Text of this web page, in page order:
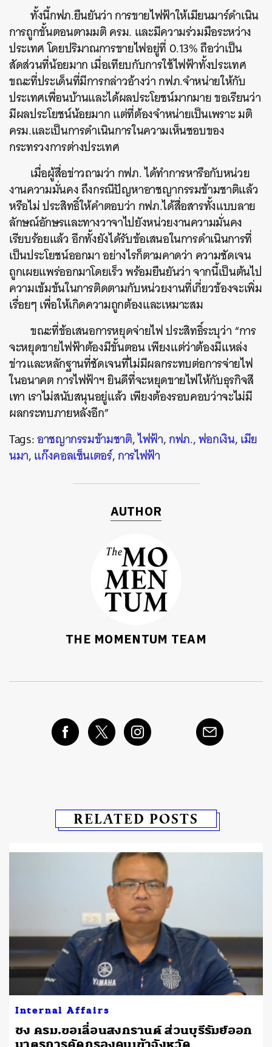
ทั้งนี้กฟภ.ยืนยันว่า การขายไฟฟ้าให้เมียนมาร์ดำเนิน
การถูกขั้นตอนตามมติ ครม. และมีความร่วมมือระหว่าง
ประเทศ โดยปริมาณการขายไฟอยู่ที่ 0.13% ถือว่าเป็น
สัดส่วนที่น้อยมาก เมื่อเทียบกับการใช้ไฟฟ้าทั้งประเทศ
ขณะที่ประเด็นที่มีการกล่าวอ้างว่า กฟภ.จำหน่ายให้กับ
ประเทศเพื่อนบ้านและได้ผลประโยชน์มากมาย ขอเรียนว่า
มีผลประโยชน์น้อยมาก แต่ที่ต้องจำหน่ายเป็นเพราะ มติ
ครม.และเป็นการดำเนินการในความเห็นชอบของ
กระทรวงการต่างประเทศ
เมื่อผู้สื่อข่าวถามว่า กฟภ. ได้ทำการหารือกับหน่วย
งานความมั่นคง ถึงกรณีปัญหาอาชญากรรมข้ามชาติแล้ว
หรือไม่ ประสิทธิ์ให้คำตอบว่า กฟภ.ได้สื่อสารทั้งแบบลาย
ลักษณ์อักษรและทางวาจาไปยังหน่วยงานความมั่นคง
เรียบร้อยแล้ว อีกทั้งยังได้รับข้อเสนอในการดำเนินการที่
เป็นประโยชน์ออกมา อย่างไรก็ตามคาดว่า ความชัดเจน
ถูกเผยแพร่ออกมาโดยเร็ว พร้อมยืนยันว่า จากนี้เป็นต้นไป
ความเข้มข้นในการติดตามกับหน่วยงานที่เกี่ยวข้องจะเพิ่ม
เรื่อยๆ เพื่อให้เกิดความถูกต้องและเหมาะสม
ขณะที่ข้อเสนอการหยุดจ่ายไฟ ประสิทธิ์ระบุว่า “การ
จะหยุดขายไฟฟ้าต้องมีขั้นตอน เพียงแต่ว่าต้องมีแหล่ง
ข่าวและหลักฐานที่ชัดเจนที่ไม่มีผลกระทบต่อการจ่ายไฟ
ในอนาคต การไฟฟ้าฯ ยินดีที่จะหยุดขายไฟให้กับธุรกิจสี
เทา เราไม่สนับสนุนอยู่แล้ว เพียงต้องรอบคอบว่าจะไม่มี
ผลกระทบภายหลังอีก”
Tags:อาชญากรรมข้ามชาติ,ไฟฟ้า,กฟภ.,ฟอกเงิน,เมีย
นมา,แก๊งคอลเซ็นเตอร์,การไฟฟ้า
AUTHOR
THE MOMENTUM TEAM
RELATED POSTS
Internal Affairs
ชง ครม.ขอเลื่อนสงกรานต์ ส่วนบุรีรัมย์ออก
มาตรการคัดกรองคนเข้าจังหวัด
ค้นหา
SHARE TWEET LINE EMAIL